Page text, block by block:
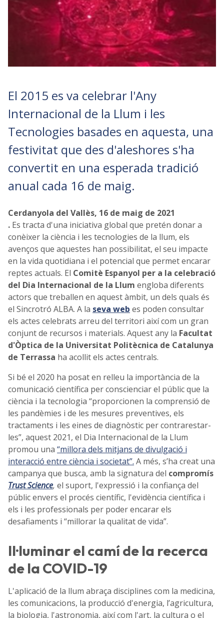
El 2015 es va celebrar l'Any
Internacional de la Llum i les
Tecnologies basades en aquesta, una
festivitat que des d'aleshores s'ha
convertit en una esperada tradició
anual cada 16 de maig.
Cerdanyola del Vallès, 16 de maig de 2021
. Es tracta d'una iniciativa global que pretén donar a
conèixer la ciència i les tecnologies de la llum, els
avenços que aquestes han possibilitat, el seu impacte
en la vida quotidiana i el potencial que permet encarar
reptes actuals. El Comitè Espanyol per a la celebració
del Dia Internacional de la Llum engloba diferents
actors que treballen en aquest àmbit, un dels quals és
el Sincrotró ALBA. A la seva web es poden consultar
els actes celebrats arreu del territori així com un gran
conjunt de recursos i materials. Aquest any la Facultat
d'Òptica de la Universitat Politècnica de Catalunya
de Terrassa ha acollit els actes centrals.
Si bé el 2020 ha posat en relleu la importància de la
comunicació científica per conscienciar el públic que la
ciència i la tecnologia “proporcionen la comprensió de
les pandèmies i de les mesures preventives, els
tractaments i les eines de diagnòstic per contrarestar-
les”, aquest 2021, el Dia Internacional de la Llum
promou una “millora dels mitjans de divulgació i
interacció entre ciència i societat”. A més, s’ha creat una
campanya que busca, amb la signatura del compromís
Trust Science, el suport, l'expressió i la confiança del
públic envers el procés científic, l'evidència científica i
els i les professionals per poder encarar els
desafiaments i “millorar la qualitat de vida”.
Il·luminar el camí de la recerca
de la COVID-19
L'aplicació de la llum abraça disciplines com la medicina,
les comunicacions, la producció d'energia, l’agricultura,
la biologia, l'astronomia, així com l'art, la cultura o el